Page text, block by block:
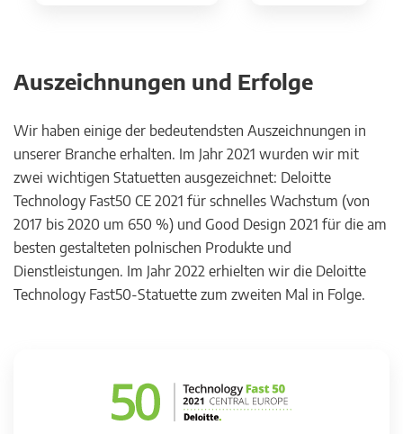
Auszeichnungen und Erfolge
Wir haben einige der bedeutendsten Auszeichnungen in
unserer Branche erhalten. Im Jahr 2021 wurden wir mit
zwei wichtigen Statuetten ausgezeichnet: Deloitte
Technology Fast50 CE 2021 für schnelles Wachstum (von
2017 bis 2020 um 650 %) und Good Design 2021 für die am
besten gestalteten polnischen Produkte und
Dienstleistungen. Im Jahr 2022 erhielten wir die Deloitte
Technology Fast50-Statuette zum zweiten Mal in Folge.